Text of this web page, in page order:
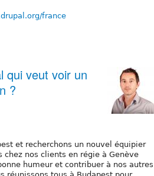
france
qui veut voir un
?
et recherchons un nouvel équipier
nos clients en régie à Genève
humeur et contribuer à nos autres